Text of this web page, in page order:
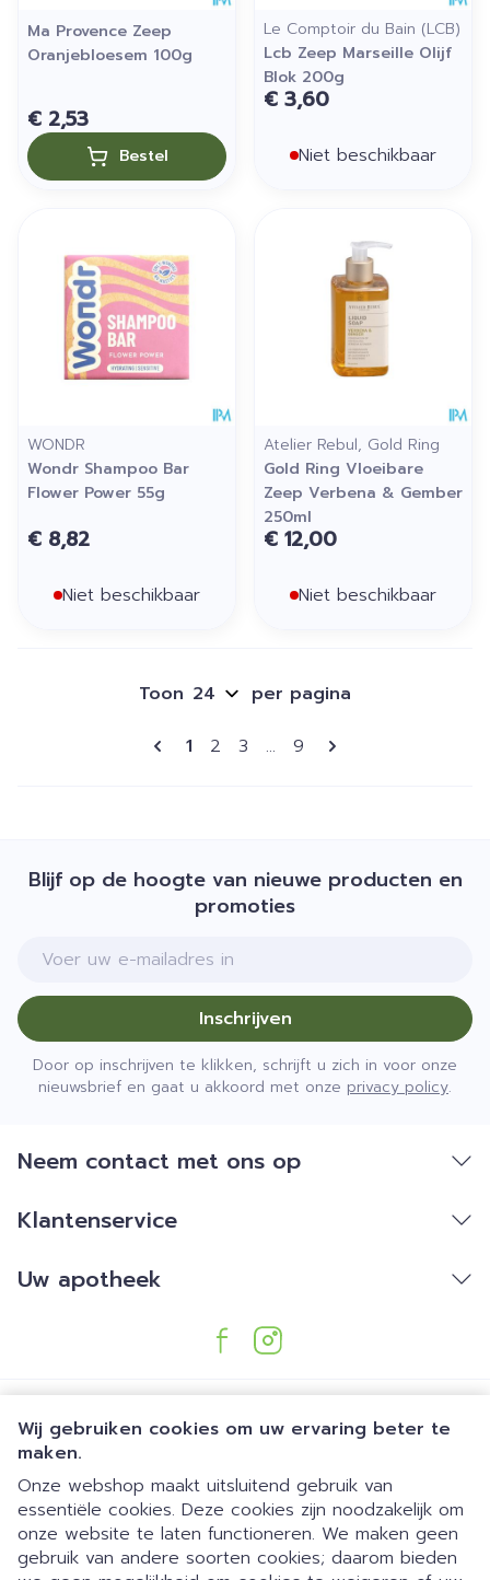
Wij gebruiken cookies om uw ervaring beter te
maken.
Onze webshop maakt uitsluitend gebruik van
essentiële cookies. Deze cookies zijn noodzakelijk om
onze website te laten functioneren. We maken geen
gebruik van andere soorten cookies; daarom bieden
Ma Provence Zeep
Oranjebloesem 100g
€ 2,53
Bestel
Le Comptoir du Bain (LCB)
Lcb Zeep Marseille Olijf
Blok 200g
€ 3,60
Niet beschikbaar
WONDR
Wondr Shampoo Bar
Flower Power 55g
€ 8,82
Niet beschikbaar
Atelier Rebul, Gold Ring
Gold Ring Vloeibare
Zeep Verbena & Gember
250ml
€ 12,00
Niet beschikbaar
Pagina's
U lees momenteel pagina
1 Pagina
2 Pagina
3 ... Pagina
9
Toon per pagina
Blijf op de hoogte van nieuwe producten en
promoties
E-mail adres
Inschrijven
Door op inschrijven te klikken, schrijft u zich in voor onze
nieuwsbrief en gaat u akkoord met onze privacy policy.
Neem contact met ons op
Klantenservice
Uw apotheek
Juridische links